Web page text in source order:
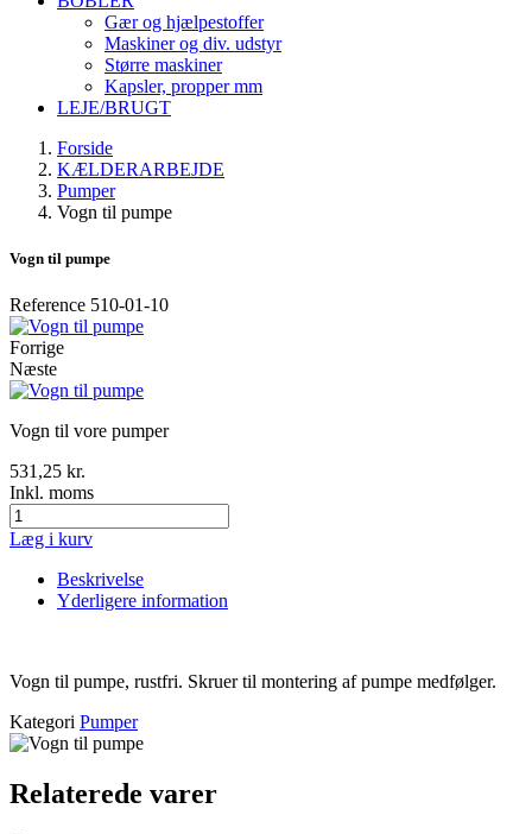
Gær og hjælpestoffer
Maskiner og div. udstyr
Større maskiner
Kapsler, propper mm
LEJE/BRUGT
Forside
KÆLDERARBEJDE
Pumper
Vogn til pumpe
Vogn til pumpe
Reference 510-01-10
Forrige
Næste
Vogn til vore pumper
531,25 kr.
Inkl. moms
Læg i kurv
Beskrivelse
Yderligere information
Vogn til pumpe, rustfri. Skruer til montering af pumpe medfølger.
Kategori Pumper
Relaterede varer